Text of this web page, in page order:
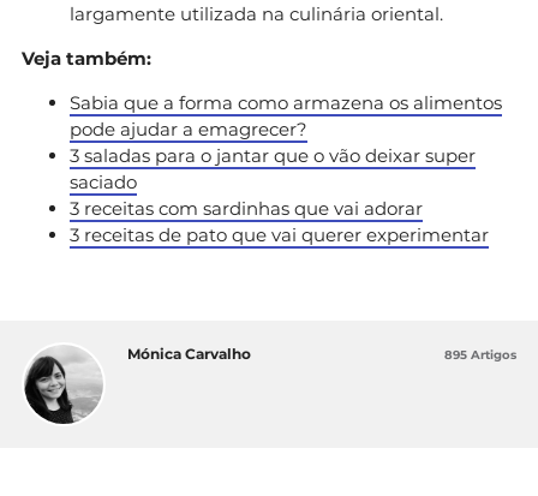
largamente utilizada na culinária oriental.
Veja também:
Sabia que a forma como armazena os alimentos
pode ajudar a emagrecer?
3 saladas para o jantar que o vão deixar super
saciado
3 receitas com sardinhas que vai adorar
3 receitas de pato que vai querer experimentar
Mónica Carvalho 895 Artigos